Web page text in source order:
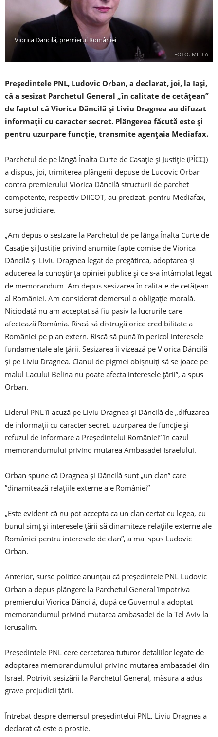
FOTO: MEDIA
Viorica Dancilă, premierul României
Preşedintele PNL, Ludovic Orban, a declarat, joi, la Iaşi,
că a sesizat Parchetul General „în calitate de cetăţean”
de faptul că Viorica Dăncilă şi Liviu Dragnea au difuzat
informaţii cu caracter secret. Plângerea făcută este şi
pentru uzurpare funcţie, transmite agențaia Mediafax.
Parchetul de pe lângă Înalta Curte de Casaţie şi Justiţie (PÎCCJ)
a dispus, joi, trimiterea plângerii depuse de Ludovic Orban
contra premierului Viorica Dăncilă structurii de parchet
competente, respectiv DIICOT, au precizat, pentru Mediafax,
surse judiciare.
„Am depus o sesizare la Parchetul de pe lânga Înalta Curte de
Casaţie şi Justiţie privind anumite fapte comise de Viorica
Dăncilă şi Liviu Dragnea legat de pregătirea, adoptarea şi
aducerea la cunoştinţa opiniei publice şi ce s-a întâmplat legat
de memorandum. Am depus sesizarea în calitate de cetăţean
al României. Am considerat demersul o obligaţie morală.
Niciodată nu am acceptat să fiu pasiv la lucrurile care
afectează România. Riscă să distrugă orice credibilitate a
României pe plan extern. Riscă să pună în pericol interesele
fundamentale ale ţării. Sesizarea îi vizează pe Viorica Dăncilă
şi pe Liviu Dragnea. Clanul de pigmei obişnuiţi să se joace pe
malul Lacului Belina nu poate afecta interesele ţării”, a spus
Orban.
Liderul PNL îi acuză pe Liviu Dragnea şi Dăncilă de „difuzarea
de informaţii cu caracter secret, uzurparea de funcţie şi
refuzul de informare a Preşedintelui României” în cazul
memorandumului privind mutarea Ambasadei Israelului.
Orban spune că Dragnea şi Dăncilă sunt „un clan” care
”dinamitează relaţiile externe ale României”
„Este evident că nu pot accepta ca un clan certat cu legea, cu
bunul simţ şi interesele ţării să dinamiteze relaţiile externe ale
României pentru interesele de clan”, a mai spus Ludovic
Orban.
Anterior, surse politice anunţau că preşedintele PNL Ludovic
Orban a depus plângere la Parchetul General împotriva
premierului Viorica Dăncilă, după ce Guvernul a adoptat
memorandumul privind mutarea ambasadei de la Tel Aviv la
Ierusalim.
Preşedintele PNL cere cercetarea tuturor detaliilor legate de
adoptarea memorandumului privind mutarea ambasadei din
Israel. Potrivit sesizării la Parchetul General, măsura a adus
grave prejudicii ţării.
Întrebat despre demersul preşedintelui PNL, Liviu Dragnea a
declarat că este o prostie.